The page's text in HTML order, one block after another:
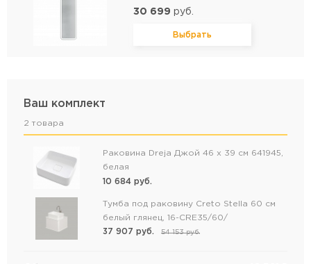
30 699руб.
Выбрать
Ваш комплект
2 товара
Раковина Dreja Джой 46 x 39 см 641945,
белая
10 684 руб.
Тумба под раковину Creto Stella 60 см
белый глянец, 16-CRE35/60/
37 907 руб. 54 153руб.